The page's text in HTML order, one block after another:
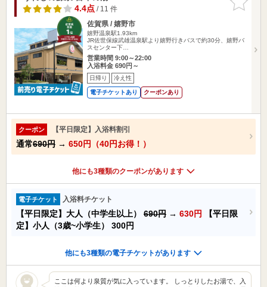
りに追加
4.4点/ 11 件
佐賀県 / 嬉野市
嬉野温泉駅1.93km
JR佐世保線武雄温泉駅より嬉野行きバスで約30分、嬉野バ
スセンター下…
営業時間 9:00～22:00
入浴料金 690円～
日帰り 冷え性
電子チケットあり クーポンあり
クーポン 【平日限定】入浴料割引
通常690円 → 650円（40円お得！）
他にも3種類のクーポンがあります
電子チケット 入浴料チケット
【平日限定】大人（中学生以上） 690円 → 630円
【平日限
定】小人（3歳~小学生） 300円
他にも3種類の電子チケットがあります
ここは何より泉質が気に入っています。 しっとりしたお湯で、入